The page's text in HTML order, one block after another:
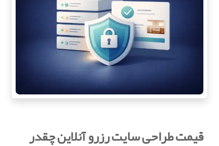
قیمت طراحی سایت رزرو آنلاین چقدر